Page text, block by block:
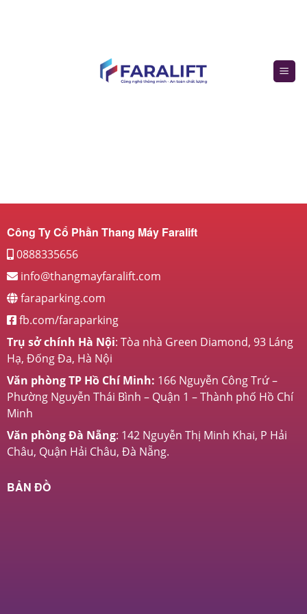
Công Ty Cổ Phần Thang Máy Faralift
0888335656
info@thangmayfaralift.com
faraparking.com
fb.com/faraparking
Trụ sở chính Hà Nội: Tòa nhà Green Diamond, 93 Láng
Hạ, Đống Đa, Hà Nội
Văn phòng TP Hồ Chí Minh: 166 Nguyễn Công Trứ –
Phường Nguyễn Thái Bình – Quận 1 – Thành phố Hồ Chí
Minh
Văn phòng Đà Nẵng: 142 Nguyễn Thị Minh Khai, P Hải
Châu, Quận Hải Châu, Đà Nẵng.
BẢN ĐỒ